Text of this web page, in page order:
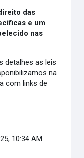
das
e um
nas
detalhes as leis
na
com links de
10:34 AM